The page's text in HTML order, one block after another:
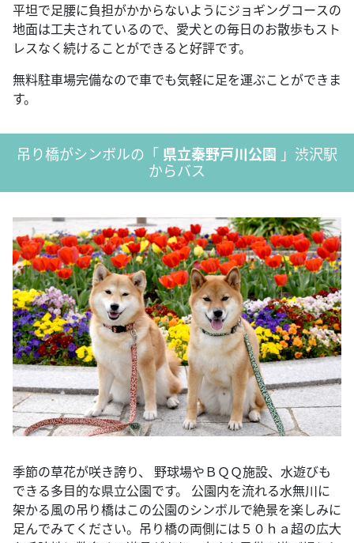
平坦で足腰に負担がかからないようにジョギングコースの
地面は工夫されているので、愛犬との毎日のお散歩もスト
レスなく続けることができると好評です。
無料駐車場完備なので車でも気軽に足を運ぶことができま
す。
吊り橋がシンボルの「 県立秦野戸川公園 」渋沢駅
からバス
季節の草花が咲き誇り、 野球場やＢＱＱ施設、水遊びも
できる多目的な県立公園です。 公園内を流れる水無川に
架かる風の吊り橋はこの公園のシンボルで絶景を楽しみに
足んでみてください。吊り橋の両側には５０ｈａ超の広大